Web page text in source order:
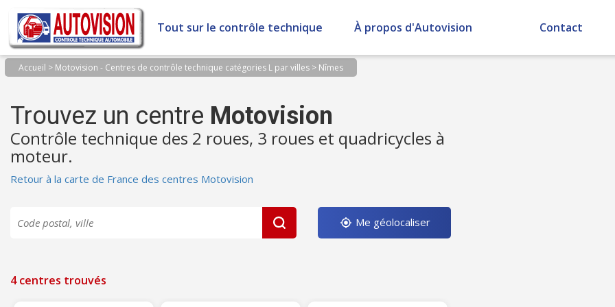
Panneau de gestion des cookies
Tout sur le contrôle technique À propos d'Autovision Contact
Accueil > Motovision - Centres de contrôle technique catégories L par villes> Nîmes
Trouvez un centre Motovision
Contrôle technique des 2 roues, 3 roues et quadricycles à
moteur.
Retour à la carte de France des centres Motovision
Me géolocaliser
4 centres trouvés